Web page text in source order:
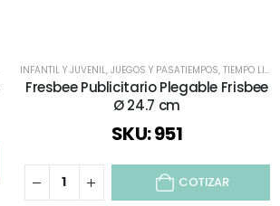
,JUEGOS Y PASATIEMPOS ,TIEMPO LIBRE / OUTDOOR,
INFANTIL Y JUVENIL, JUEGOS Y PASATIEMPOS, TIEMPO LIBRE / OUTDOOR
Fresbee Publicitario Plegable Frisbee
Ø 24.7 cm
SKU: 951
COTIZAR